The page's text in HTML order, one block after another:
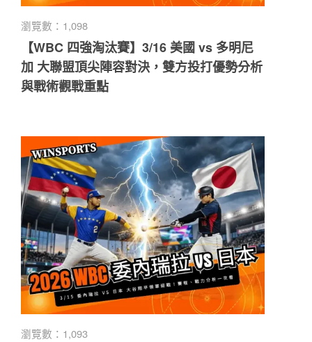
瀏覽數：1,098
【WBC 四強淘汰賽】3/16 美國 vs 多明尼
加 大聯盟頂尖陣容對決，雙方投打優勢分析
與戰術觀戰重點
瀏覽數：1,093